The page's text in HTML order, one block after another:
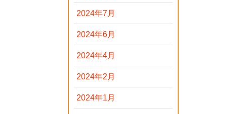
2024年7月
2024年6月
2024年4月
2024年2月
2024年1月